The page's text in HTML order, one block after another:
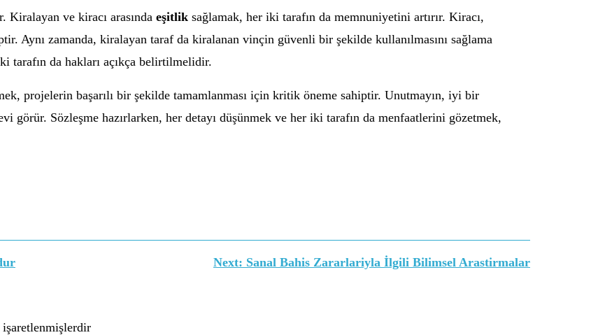
Kiralayan ve kiracı arasında eşitlik sağlamak, her iki tarafın da memnuniyetini artırır. Kiracı,
Aynı zamanda, kiralayan taraf da kiralanan vinçin güvenli bir şekilde kullanılmasını sağlama
tarafın da hakları açıkça belirtilmelidir.
projelerin başarılı bir şekilde tamamlanması için kritik öneme sahiptir. Unutmayın, iyi bir
görür. Sözleşme hazırlarken, her detayı düşünmek ve her iki tarafın da menfaatlerini gözetmek,
Next: Sanal Bahis Zararlariyla İlgili Bilimsel Arastirmalar